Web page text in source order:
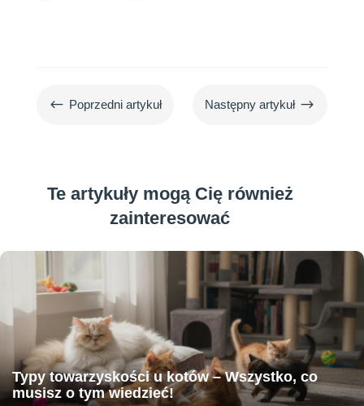
# Poprzedni artykuł Następny artykuł $
Te artykuły mogą Cię również
zainteresować
Typy towarzyskości u kotów – Wszystko, co
musisz o tym wiedzieć!